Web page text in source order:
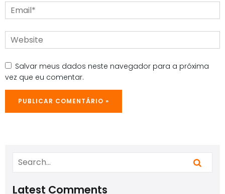
Email*
Website
Salvar meus dados neste navegador para a próxima
vez que eu comentar.
Latest Comments